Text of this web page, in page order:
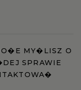
MY�LISZ O
SPRAWIE